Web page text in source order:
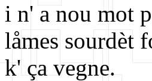
i n' a nou mot
låmes sourdèt
k' ça vegne.